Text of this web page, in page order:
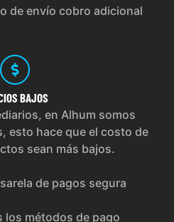
de envío cobro adicional
BAJOS
en Alhum somos
esto hace que el costo de
sean más bajos.
de pagos segura
los métodos de pago